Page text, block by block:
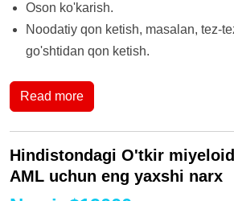
Oson ko'karish.
Noodatiy qon ketish, masalan, tez-
go'shtidan qon ketish.
Read more
Hindistondagi O'tkir
AML uchun eng yaxshi narx